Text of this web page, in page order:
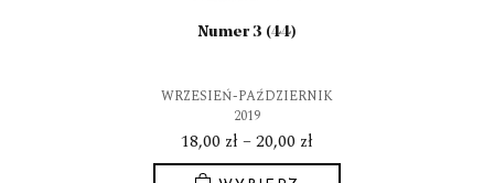
Numer 3 (44)
WRZESIEŃ-PAŹDZIERNIK
2019
18,00 zł–20,00 złZakres
cen: